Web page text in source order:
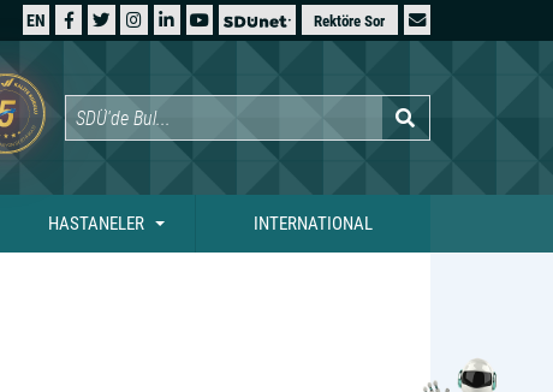
EN Rektöre Sor
HASTANELER INTERNATIONAL